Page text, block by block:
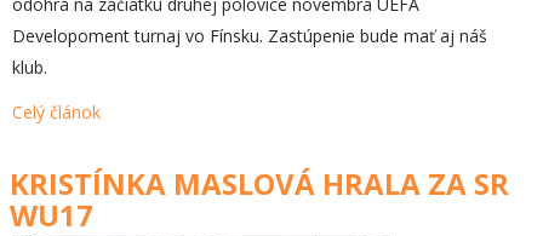
Developoment turnaj vo Fínsku. Zastúpenie bude mať aj náš
klub.
Celý článok
KRISTÍNKA MASLOVÁ HRALA ZA SR
WU17